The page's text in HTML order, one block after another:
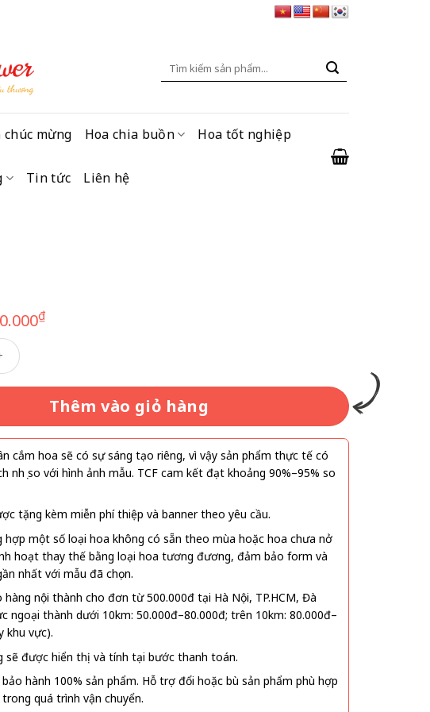
Tìm
chúc mừng Hoa chia buồn Hoa tốt nghiệp
Tin tức Liên hệ
₫Giá
590.000₫.
Thêm vào giỏ hàng
cắm hoa sẽ có sự sáng tạo riêng, vì vậy sản phẩm thực tế có
nhẹ so với hình ảnh mẫu. TCF cam kết đạt khoảng 90%–95% so
tặng kèm miễn phí thiệp và banner theo yêu cầu.
hợp một số loại hoa không có sẵn theo mùa hoặc hoa chưa nở
hoạt thay thế bằng loại hoa tương đương, đảm bảo form và
nhất với mẫu đã chọn.
hàng nội thành cho đơn từ 500.000đ tại Hà Nội, TP.HCM, Đà
ngoại thành dưới 10km: 50.000đ–80.000đ; trên 10km: 80.000đ–
khu vực).
sẽ được hiển thị và tính tại bước thanh toán.
hành 100% sản phẩm. Hỗ trợ đổi hoặc bù sản phẩm phù hợp
quá trình vận chuyển.